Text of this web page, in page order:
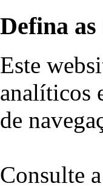
Defina as
Este
analíticos
de
Consulte